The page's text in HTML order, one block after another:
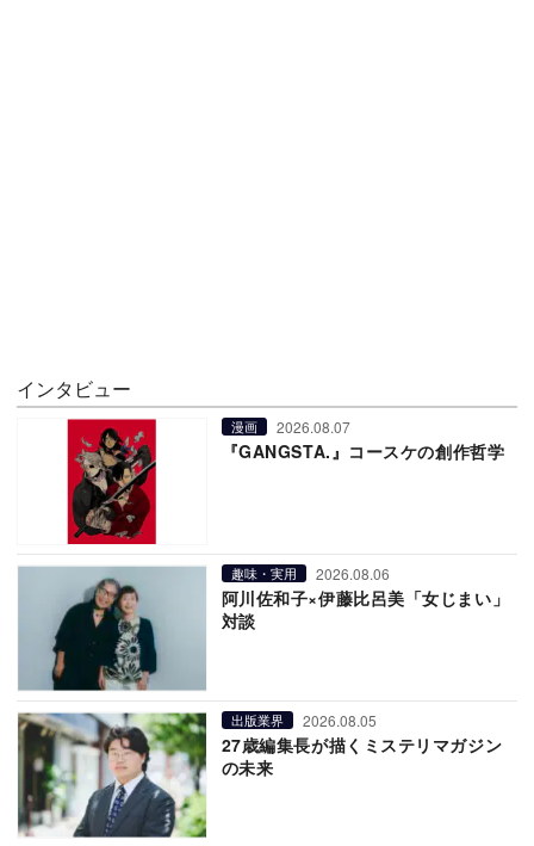
インタビュー
漫画 2026.08.07
『GANGSTA.』コースケの創作哲学
趣味・実用 2026.08.06
阿川佐和子×伊藤比呂美「女じまい」
対談
出版業界 2026.08.05
27歳編集長が描くミステリマガジン
の未来